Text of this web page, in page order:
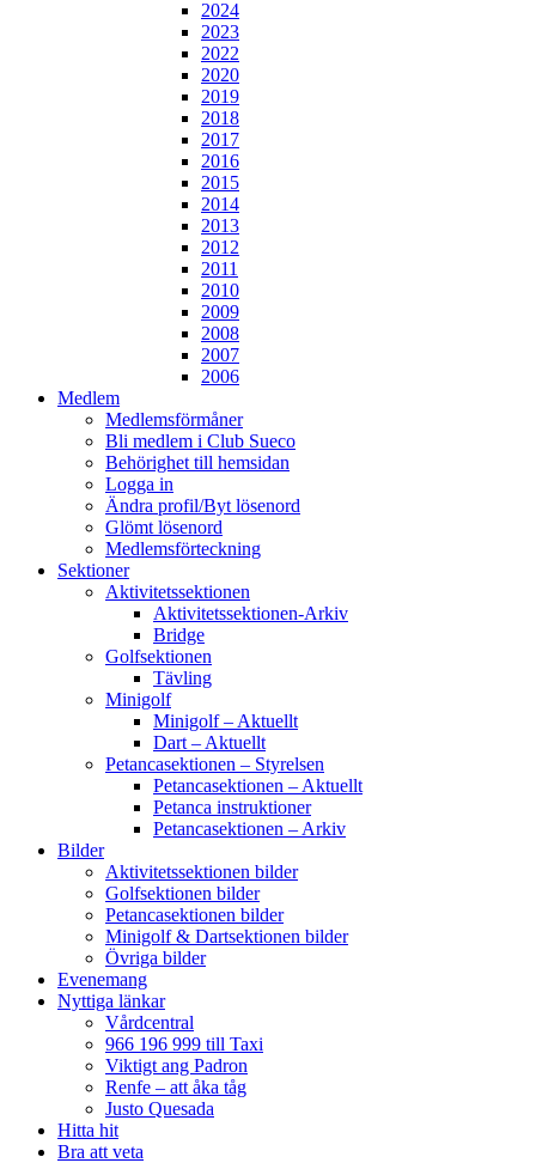
2024
2023
2022
2020
2019
2018
2017
2016
2015
2014
2013
2012
2011
2010
2009
2008
2007
2006
Medlem
Medlemsförmåner
Bli medlem i Club Sueco
Behörighet till hemsidan
Logga in
Ändra profil/Byt lösenord
Glömt lösenord
Medlemsförteckning
Sektioner
Aktivitetssektionen
Aktivitetssektionen-Arkiv
Bridge
Golfsektionen
Tävling
Minigolf
Minigolf – Aktuellt
Dart – Aktuellt
Petancasektionen – Styrelsen
Petancasektionen – Aktuellt
Petanca instruktioner
Petancasektionen – Arkiv
Bilder
Aktivitetssektionen bilder
Golfsektionen bilder
Petancasektionen bilder
Minigolf & Dartsektionen bilder
Övriga bilder
Evenemang
Nyttiga länkar
Vårdcentral
966 196 999 till Taxi
Viktigt ang Padron
Renfe – att åka tåg
Justo Quesada
Hitta hit
Bra att veta